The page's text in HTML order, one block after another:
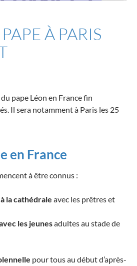
À PARIS
pape Léon en France fin
Il sera notamment à Paris les 25
en France
à être connus :
la cathédrale avec les prêtres et
les jeunesadultes au stade de
pour tous au début d’après-